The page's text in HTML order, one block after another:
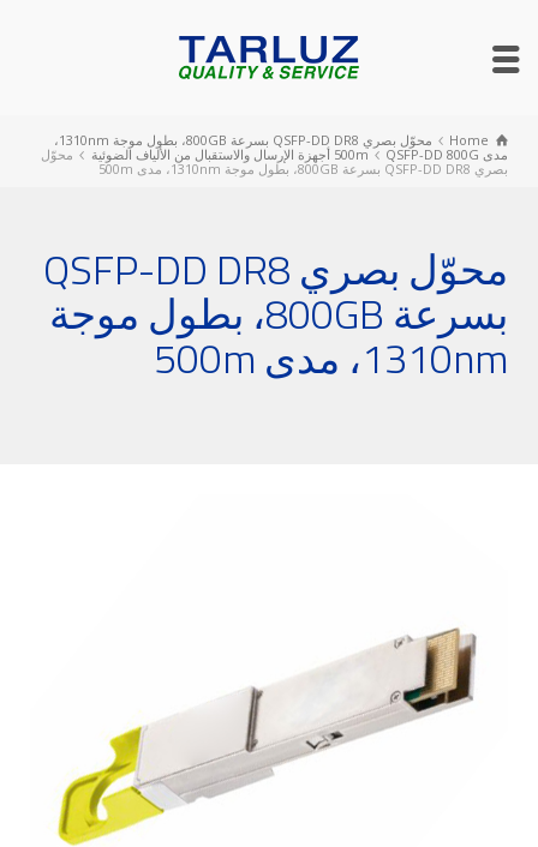
Home
محوّل بصري QSFP-DD DR8 بسرعة 800GB، بطول موجة 1310nm،
مدى 500m QSFP-DD 800G أجهزة الإرسال والاستقبال من الألياف الضوئية
محوّل
بصري QSFP-DD DR8 بسرعة 800GB، بطول موجة 1310nm، مدى 500m
محوّل بصري QSFP-DD DR8
بسرعة 800GB، بطول موجة
1310nm، مدى 500m